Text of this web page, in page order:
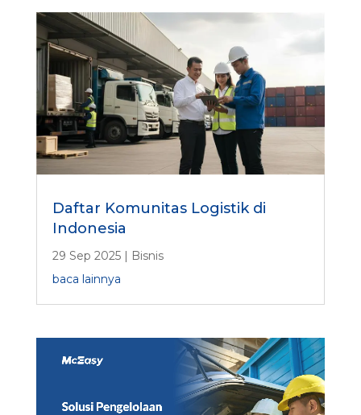
Daftar Komunitas Logistik di
Indonesia
29 Sep 2025| Bisnis
baca lainnya